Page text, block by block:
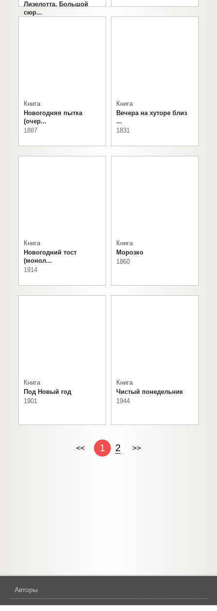
Лизелотта. Большой
сюр...
Книга
Новогодняя пытка
(очер...
1887
Книга
Вечера на хуторе близ
...
1831
Книга
Новогодний тост
(монол...
1914
Книга
Морозко
1860
Книга
Под Новый год
1901
Книга
Чистый понедельник
1944
<< 1 2 >>
Авторы